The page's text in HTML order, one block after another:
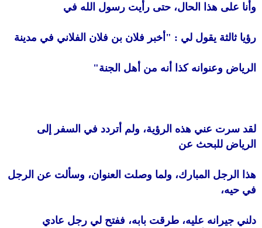
وأنا على هذا الحال، حتى رأيت رسول الله في
رؤيا ثالثة يقول لي : "أخبر فلان بن فلان الفلاني في مدينة
الرياض وعنوانه كذا أنه من أهل الجنة"
لقد سرت عني هذه الرؤية، ولم أتردد في السفر إلى
الرياض للبحث عن
هذا الرجل المبارك، ولما وصلت العنوان، وسألت عن الرجل
في حيه،
دلني جيرانه عليه، طرقت بابه، ففتح لي رجل عادي